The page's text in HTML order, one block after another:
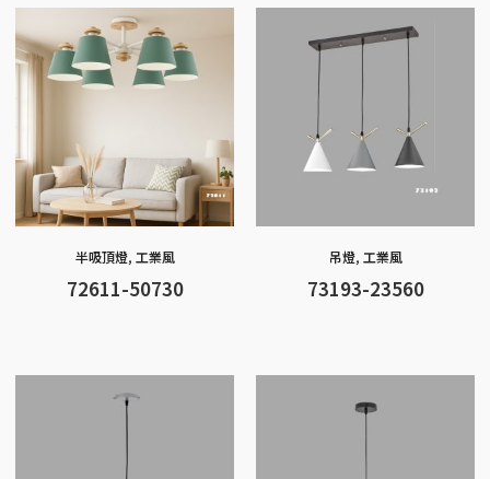
o
k
er n
k
半吸頂燈, 工業風
72611-50730
吊燈, 工業風
73193-23560